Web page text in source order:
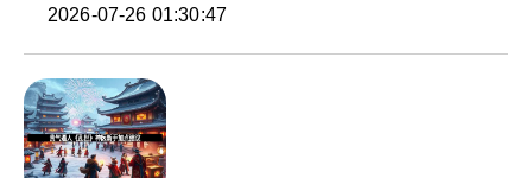
2026-07-26 01:30:47